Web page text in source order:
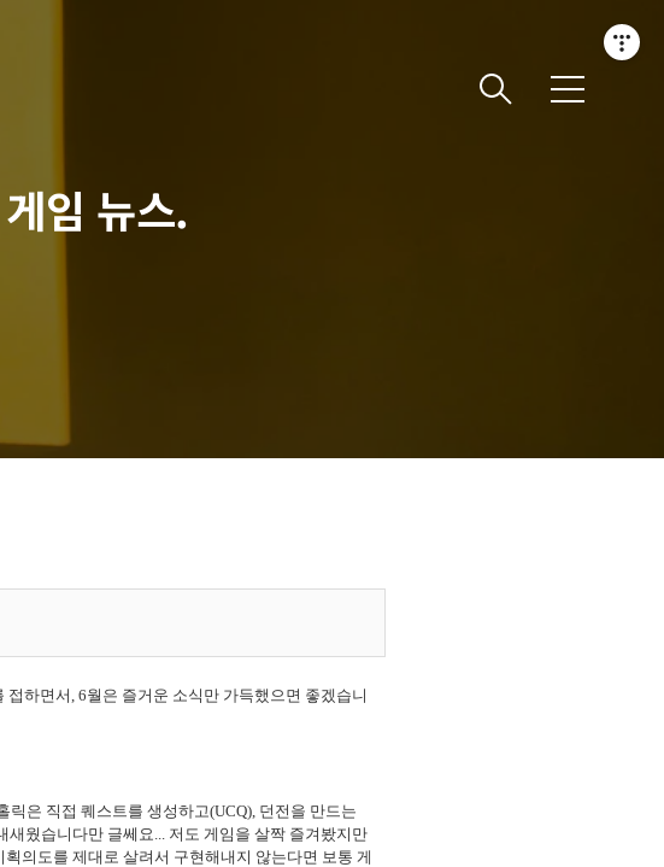
메
임 뉴스.
하면서, 6월은 즐거운 소식만 가득했으면 좋겠습니
릭은 직접 퀘스트를 생성하고(UCQ), 던전을 만드는
웠습니다만 글쎄요... 저도 게임을 살짝 즐겨봤지만
의도를 제대로 살려서 구현해내지 않는다면 보통 게